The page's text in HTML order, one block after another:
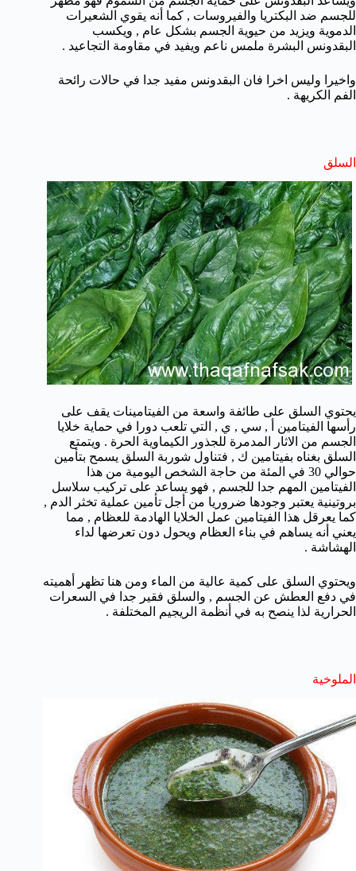
للجسم ضد البكتريا والفيروسات , كما أنه يقوي الشعيرات
الدموية ويزيد من حيوية الجسم بشكل عام , ويكسب
البقدونس البشرة ملمس ناعم ويفيد في مقاومة التجاعيد .
واخيرا وليس اخرا فان البقدونس مفيد جدا في حالات رائحة
الفم الكريهة .
السلق
يحتوي السلق على طائفة واسعة من الفيتامينات يقف على
رأسها الفيتامين أ , سي , ي , التي تلعب دورا في حماية خلايا
الجسم من الاثار المدمرة للجذور الكيماوية الحرة . ويتمتع
السلق بغناه بفيتامين ك , فتناول شوربة السلق يسمح بتأمين
حوالي 30 في المئة من حاجة الشخص اليومية من هذا
الفيتامين المهم جدا للجسم , فهو يساعد على تركيب سلاسل
بروتينية يعتبر وجودها ضروريا من أجل تأمين عملية تخثر الدم ,
كما يعرقل هذا الفيتامين عمل الخلايا الهادمة للعظام , مما
يعني أنه يساهم في بناء العظام ويحول دون تعرضها لداء
الهشاشة .
ويحتوي السلق على كمية عالية من الماء ومن هنا تظهر أهميته
في دفع العطش عن الجسم , والسلق فقير جدا في السعرات
الحرارية لذا ينصح به في أنظمة الريجيم المختلفة .
الملوخية